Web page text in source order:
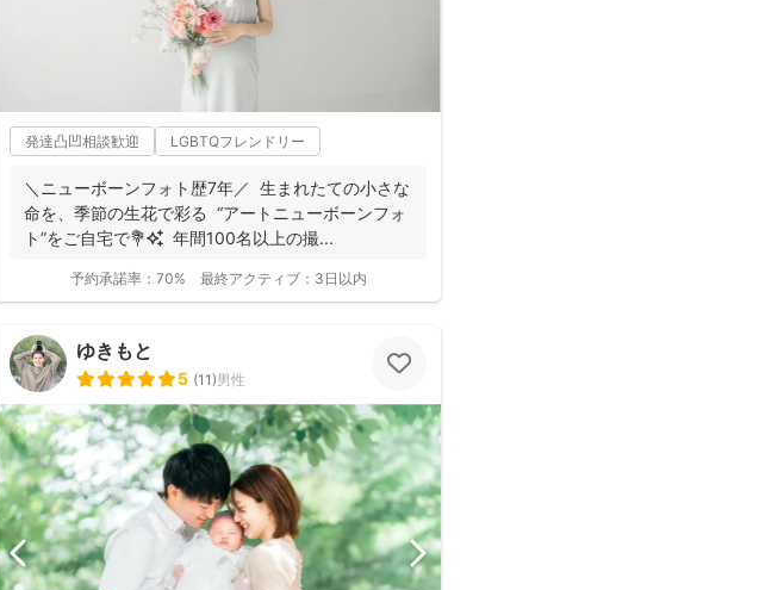
発達凸凹相談歓迎 LGBTQフレンドリー
＼ニューボーンフォト歴7年／ 生まれたての小さな
命を、季節の生花で彩る “アートニューボーンフォ
ト”をご自宅で💐✨ 年間100名以上の撮...
予約承諾率： 70% 最終アクティブ： 3日以内
ゆきもと
5 (11)男性